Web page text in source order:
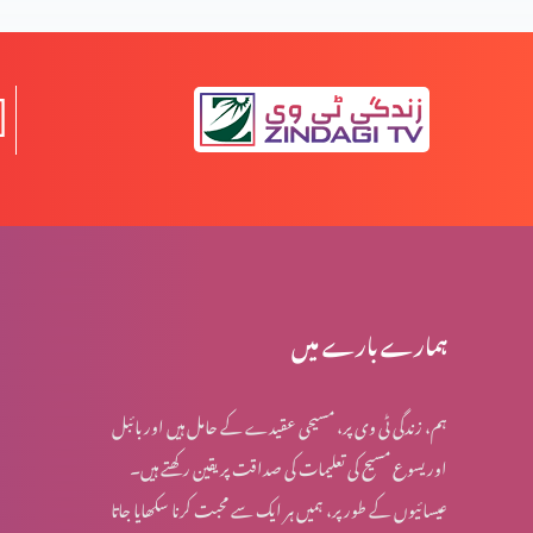
المسیح کے پیروکار عید فسح کیوں نہیں مناتے؟
روایتوں کی جانچھ پڑتال کا مقصد
معافی ازروئے انجیلی بیان (حصہ 2)
کرسمس اسپیشل: کیا جنم دن ماننے پر بت پرست مزاہب کا
اثر ہے؟
ہمارے بارے میں
ہم، زندگی ٹی وی پر، مسیحی عقیدے کے حامل ہیں اور بائبل
اور یسوع مسیح کی تعلیمات کی صداقت پر یقین رکھتے ہیں۔
عیسائیوں کے طور پر، ہمیں ہر ایک سے محبت کرنا سکھایا جاتا